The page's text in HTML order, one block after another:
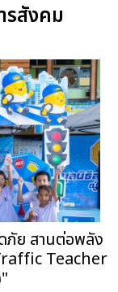
รสังคม
ภัย สานต่อพลัง
Teacher